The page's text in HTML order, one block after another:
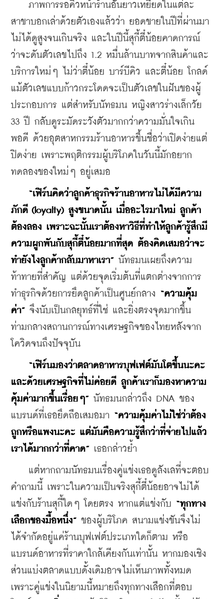
ภาพการรอคิวหน้าร้านอันยาวเหยียดในแต่ละ
สาขาบอกเล่าด้วยตัวเองแล้วว่า ยอดขายในปีที่ผ่านมา
ไม่ได้ดูสูงจนเกินจริง และในปีนี้สุกี้ตี๋น้อยคาดการณ์
ว่าจะดันตัวเลขไปถึง 1.2 หมื่นล้านบาทจากสินค้าและ
บริการใหม่ๆ ไม่ว่าตี๋น้อย บาร์บีคิว และตี๋น้อย โกลด์
แม้ตัวเลขแบบก้าวกระโดดจะเป็นตัวเลขในฝันของผู้
ประกอบการ แต่สำหรับนัทธมน หญิงสาวร่างเล็กวัย
33 ปี กลับดูระมัดระวังตัวมากกว่าความมั่นใจเกิน
พอดี ด้วยอุตสาหกรรมร้านอาหารขึ้นชื่อว่าเปิดง่ายแต่
ปิดง่าย เพราะพฤติกรรมผู้บริโภคในวันนี้มักอยาก
ทดลองของใหม่ๆ อยู่เสมอ
“เฟิร์นคิดว่าลูกค้าธุรกิจร้านอาหารไม่ได้มีความ
ภักดี (loyalty) สูงขนาดนั้น เมื่ออะไรมาใหม่ ลูกค้า
ต้องลอง เพราะฉะนั้นเราต้องหาวิธีที่ทำให้ลูกค้ารู้สึกมี
ความผูกพันกับสุกี้ตี๋น้อยมากที่สุด ต้องคิดเสมอว่าจะ
ทำยังไงลูกค้ากลับมาหาเรา” นัทธมนเผยถึงความ
ท้าทายที่สำคัญ แต่ด้วยจุดเริ่มต้นที่แตกต่างจากการ
ทำธุรกิจด้วยการยึดลูกค้าเป็นศูนย์กลาง “ความคุ้ม
ค่า” จึงนับเป็นกลยุทธ์ที่ใช่ และยิ่งตรงจุดมากขึ้น
ท่ามกลางสถานการณ์ทางเศรษฐกิจของไทยหลังจาก
โควิดจนถึงปัจจุบัน
“เฟิร์นมองว่าตลาดอาหารบุฟเฟต์มันโตขึ้นนะคะ
และด้วยเศรษฐกิจที่ไม่ค่อยดี ลูกค้าเราก็มองหาความ
คุ้มค่ามากขึ้นเรื่อยๆ” นัทธมนกล่าวถึง DNA ของ
แบรนด์ที่เธอยึดถือเสมอมา “ความคุ้มค่าไม่ใช่ว่าต้อง
ถูกหรือแพงนะคะ แต่มันคือความรู้สึกว่าที่จ่ายไปแล้ว
เราได้มากกว่าที่คาด” เธอกล่าวย้ำ
แต่หากถามนัทธมนเรื่องคู่แข่งเธอดูลังเลที่จะตอบ
คำถามนี้ เพราะในความเป็นจริงสุกี้ตี๋น้อยอาจไม่ได้
แข่งกับร้านสุกี้ใดๆ โดยตรง หากแต่แข่งกับ “ทุกทาง
เลือกของมื้อหนึ่ง” ของผู้บริโภค สนามแข่งขันจึงไม่
ได้จำกัดอยู่แค่ร้านบุฟเฟต์ประเภทใดก็ตาม หรือ
แบรนด์อาหารที่ราคาใกล้เคียงกันเท่านั้น หากมองเชิง
ส่วนแบ่งตลาดแบบดั้งเดิมอาจไม่เห็นภาพทั้งหมด
เพราะคู่แข่งในนิยามนี้หมายถึงทุกทางเลือกที่ตอบ